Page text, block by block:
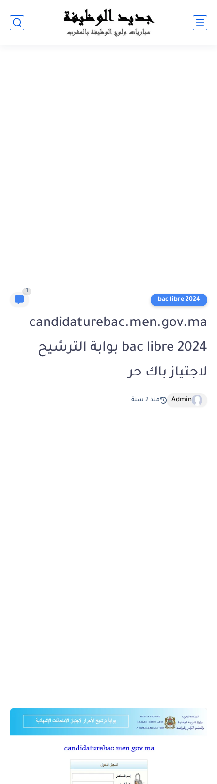
bac libre 2024
1
candidaturebac.men.gov.ma
bac libre 2024 بوابة الترشيح
لاجتياز باك حر
Admin منذ 2 سنة